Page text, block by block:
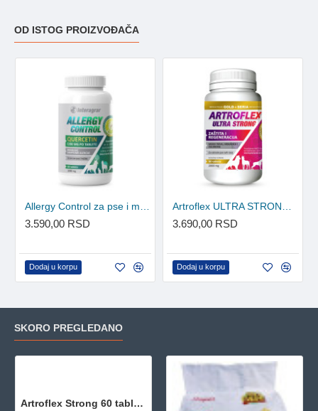
OD ISTOG PROIZVOĐAČA
3.590,00 RSD
Dodaj u korpu
3.690,00 RSD
Dodaj u korpu
SKORO PREGLEDANO
Artroflex Strong 60 tableta